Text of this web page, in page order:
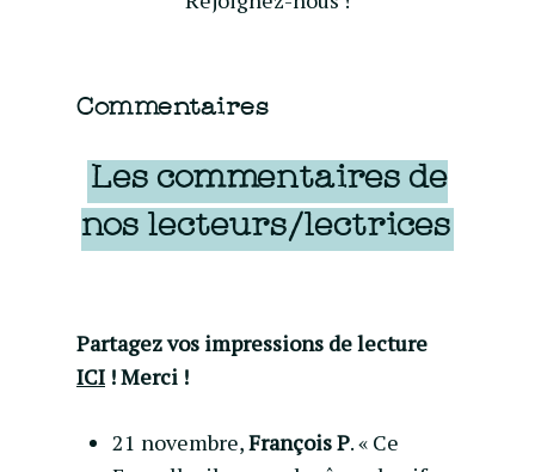
Commentaires
Les commentaires de
nos lecteurs/lectrices
Partagez vos impressions de lecture
ICI ! Merci !
21 novembre,François P. « Ce